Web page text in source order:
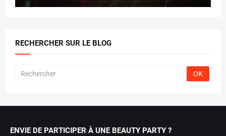
RECHERCHER SUR LE BLOG
ENVIE DE PARTICIPER À UNE BEAUTY PARTY ?